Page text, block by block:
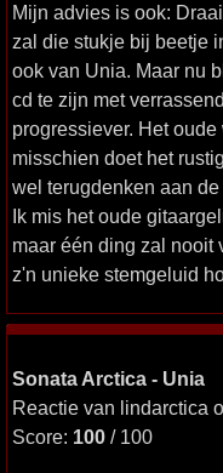
Mijn advies is ook:
zal die stukje bij beetje
ook van Unia. Maar nu
cd te zijn met
progressiever. Het
misschien doet het
wel terugdenken aan
Ik mis het oude
maar één ding zal nooit
z'n unieke stemgeluid
Sonata Arctica - Unia
Reactie van lindarctica
Score: 100 / 100